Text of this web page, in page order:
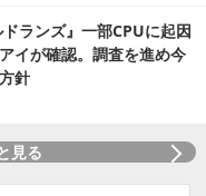
ランズ』一部CPUに起因
イが確認。調査を進め今
針
見る